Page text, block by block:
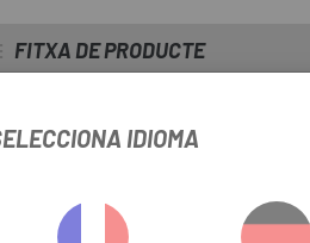
FITXA DE PRODUCTE
IDIOMA